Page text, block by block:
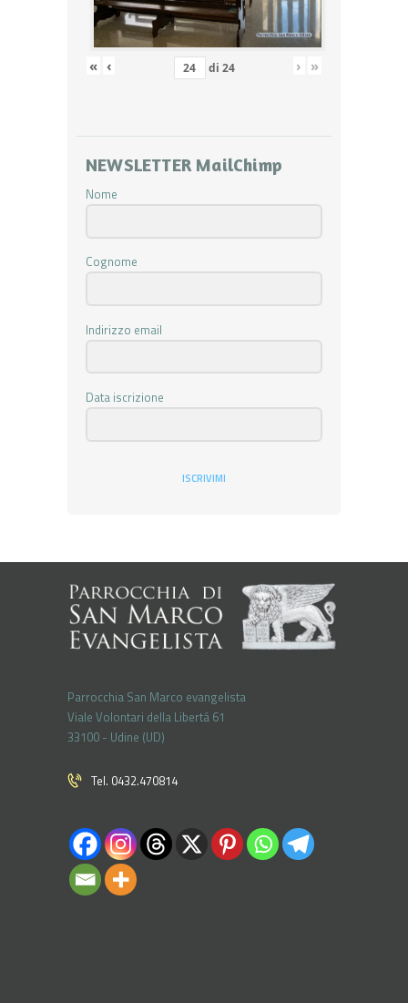
« ‹ di 24 › »
NEWSLETTER MailChimp
Nome
Cognome
Indirizzo email
Data iscrizione
ISCRIVIMI
Parrocchia San Marco evangelista
Viale Volontari della Libertá 61
33100 - Udine (UD)
Tel. 0432.470814